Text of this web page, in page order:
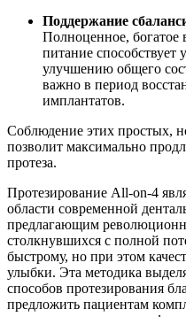
Поддержание
Полноценное,
питание способствует
улучшению общего
важно в период
имплантатов.
Соблюдение этих простых,
позволит максимально
протеза.
Протезирование All-on-4
области современной
предлагающим
столкнувшихся с полной
быстрому, но при этом
улыбки. Эта методика
способов протезирования
предложить пациентам